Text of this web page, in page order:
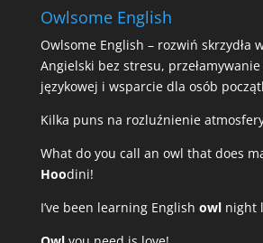
Owlsome English
Owlsome English – rozwiń skrzydła
Angielski bez stresu,
językowej i wsparcie dla osób
Kilka puns na rozluźnienie
What do you call an owl that does
Hoodini!
I’ve been learning English owlnight